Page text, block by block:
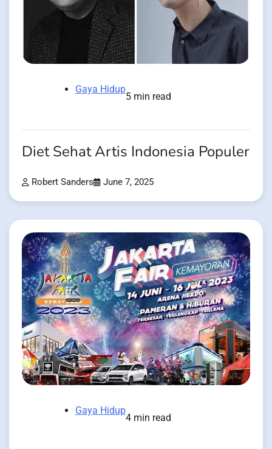
Gaya Hidup
5 min read
Diet Sehat Artis Indonesia Populer
Robert Sanders June 7, 2025
Gaya Hidup
4 min read